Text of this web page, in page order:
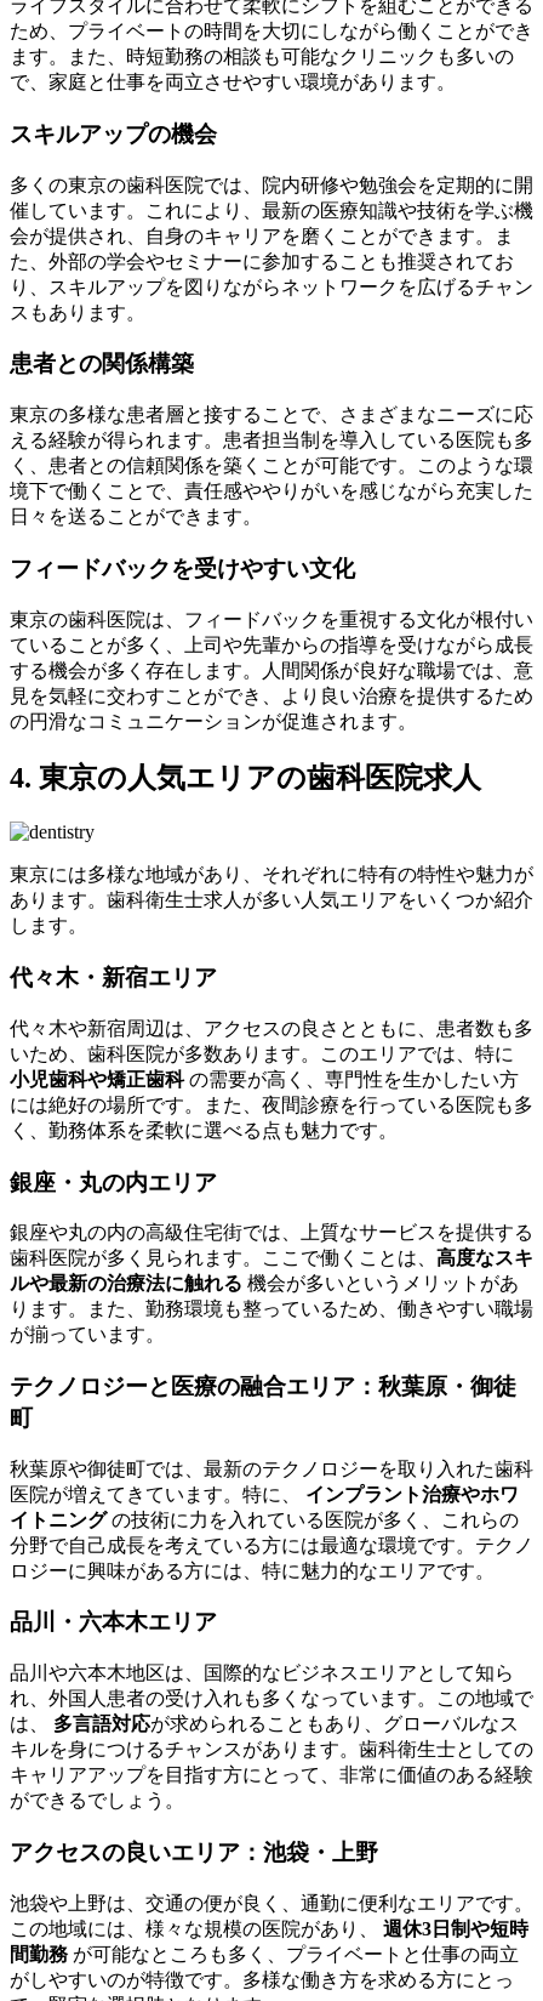
ライフスタイルに合わせて柔軟にシフトを組むことができる
ため、プライベートの時間を大切にしながら働くことができ
ます。また、時短勤務の相談も可能なクリニックも多いの
で、家庭と仕事を両立させやすい環境があります。
スキルアップの機会
多くの東京の歯科医院では、院内研修や勉強会を定期的に開
催しています。これにより、最新の医療知識や技術を学ぶ機
会が提供され、自身のキャリアを磨くことができます。ま
た、外部の学会やセミナーに参加することも推奨されてお
り、スキルアップを図りながらネットワークを広げるチャン
スもあります。
患者との関係構築
東京の多様な患者層と接することで、さまざまなニーズに応
える経験が得られます。患者担当制を導入している医院も多
く、患者との信頼関係を築くことが可能です。このような環
境下で働くことで、責任感ややりがいを感じながら充実した
日々を送ることができます。
フィードバックを受けやすい文化
東京の歯科医院は、フィードバックを重視する文化が根付い
ていることが多く、上司や先輩からの指導を受けながら成長
する機会が多く存在します。人間関係が良好な職場では、意
見を気軽に交わすことができ、より良い治療を提供するため
の円滑なコミュニケーションが促進されます。
4. 東京の人気エリアの歯科医院求人
東京には多様な地域があり、それぞれに特有の特性や魅力が
あります。歯科衛生士求人が多い人気エリアをいくつか紹介
します。
代々木・新宿エリア
代々木や新宿周辺は、アクセスの良さとともに、患者数も多
いため、歯科医院が多数あります。このエリアでは、特に
小児歯科や矯正歯科の需要が高く、専門性を生かしたい方
には絶好の場所です。また、夜間診療を行っている医院も多
く、勤務体系を柔軟に選べる点も魅力です。
銀座・丸の内エリア
銀座や丸の内の高級住宅街では、上質なサービスを提供する
歯科医院が多く見られます。ここで働くことは、 高度なスキ
ルや最新の治療法に触れる 機会が多いというメリットがあ
ります。また、勤務環境も整っているため、働きやすい職場
が揃っています。
テクノロジーと医療の融合エリア：秋葉原・御徒
町
秋葉原や御徒町では、最新のテクノロジーを取り入れた歯科
医院が増えてきています。特に、 インプラント治療やホワ
イトニングの技術に力を入れている医院が多く、これらの
分野で自己成長を考えている方には最適な環境です。テクノ
ロジーに興味がある方には、特に魅力的なエリアです。
品川・六本木エリア
品川や六本木地区は、国際的なビジネスエリアとして知ら
れ、外国人患者の受け入れも多くなっています。この地域で
は、 多言語対応が求められることもあり、グローバルなス
キルを身につけるチャンスがあります。歯科衛生士としての
キャリアアップを目指す方にとって、非常に価値のある経験
ができるでしょう。
アクセスの良いエリア：池袋・上野
池袋や上野は、交通の便が良く、通勤に便利なエリアです。
この地域には、様々な規模の医院があり、 週休3日制や短時
間勤務 が可能なところも多く、プライベートと仕事の両立
がしやすいのが特徴です。多様な働き方を求める方にとっ